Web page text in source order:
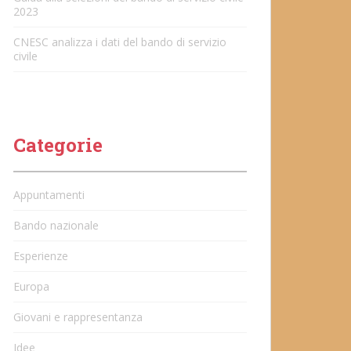
2023
CNESC analizza i dati del bando di servizio
civile
Categorie
Appuntamenti
Bando nazionale
Esperienze
Europa
Giovani e rappresentanza
Idee